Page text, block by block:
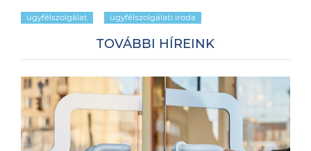
ügyfélszolgálat ügyfélszolgálati iroda
TOVÁBBI HÍREINK